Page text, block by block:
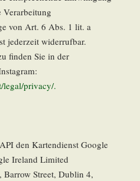
Verarbeitung
von Art. 6 Abs. 1 lit. a
jederzeit widerrufbar.
finden Sie in der
legal/privacy/.
den Kartendienst Google
Ireland Limited
Barrow Street, Dublin 4,